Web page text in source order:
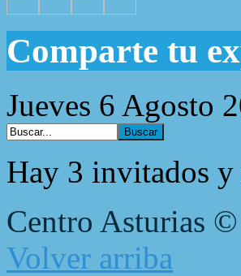
Comparte tu
Jueves 6 Agosto
Hay 3 invitados
Centro Asturias
Volver arriba